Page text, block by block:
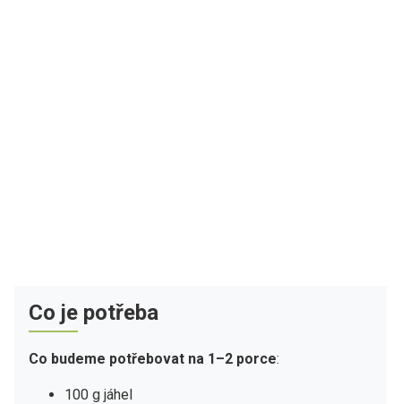
Co je potřeba
Co budeme potřebovat na 1–2 porce:
100 g jáhel